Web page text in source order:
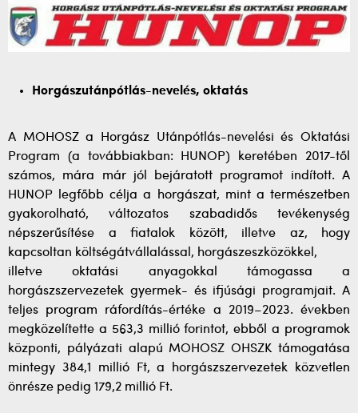
Horgászutánpótlás-nevelés, oktatás
A MOHOSZ a Horgász Utánpótlás-nevelési és Oktatási
Program (a továbbiakban: HUNOP) keretében 2017-től
számos, mára már jól bejáratott programot indított. A
HUNOP legfőbb célja a horgászat, mint a természetben
gyakorolható, változatos szabadidős tevékenység
népszerűsítése a fiatalok között, illetve az, hogy
kapcsoltan költségátvállalással, horgászeszközökkel,
illetve oktatási anyagokkal támogassa a
horgászszervezetek gyermek- és ifjúsági programjait. A
teljes program ráfordítás-értéke a 2019–2023. években
megközelítette a 563,3 millió forintot, ebből a programok
központi, pályázati alapú MOHOSZ OHSZK támogatása
mintegy 384,1 millió Ft, a horgászszervezetek közvetlen
önrésze pedig 179,2 millió Ft.